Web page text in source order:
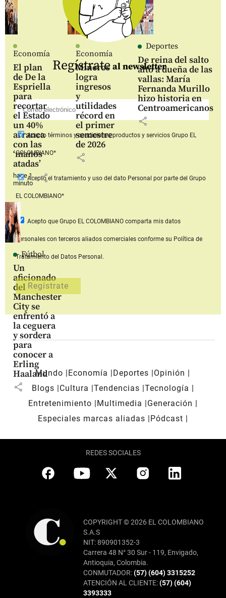
Economía
El plan
de De la
Espriella
para
recortar
el Estado
un 40%
arranca
con las
‘manos
atadas’
hace 1
minuto
share
Economía
Mineros
logra
ingresos
y
utilidades
récord en
el primer
semestre
de 2026
share
Deportes
De reina del salto
alto a dueña de las
vallas: María
Fernanda Murillo
hizo historia en
Centroamericanos
share
Fútbol
Un
aficionado
del
Manchester
City se
enfrentó a
la ceguera
y sordera
para
conocer a
Erling
Haaland
share
Regístrate al newsletter
Aceptotérminos y condiciones productos y serviciosGrupo EL
COLOMBIANO*
Aceptoel tratamiento y uso del dato Personal por parte del Grupo
EL COLOMBIANO*
Acepto que Grupo EL COLOMBIANOcomparta mis datos
personales con terceros aliados comerciales conforme su Política de
Tratamiento del Datos Personal.
Mundo Economía Deportes
Opinión
Blogs
Cultura Tendencias Tecnología
Entretenimiento
Multimedia
Generación
Especiales marcas aliadas
Pódcast
REDES SOCIALES
COPYRIGHT © 2026 EL COLOMBIANO
S.A.S
NIT: 890901352-3
Carrera 48 N° 30 Sur - 119, Envigado,
Antioquia, Colombia.
CONMUTADOR:(57) (604) 3315252
ATENCIÓN AL CLIENTE:(57) (604)
3393333